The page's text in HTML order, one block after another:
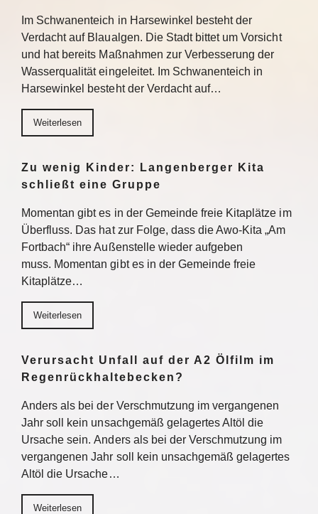
Im Schwanenteich in Harsewinkel besteht der
Verdacht auf Blaualgen. Die Stadt bittet um Vorsicht
und hat bereits Maßnahmen zur Verbesserung der
Wasserqualität eingeleitet. Im Schwanenteich in
Harsewinkel besteht der Verdacht auf…
Weiterlesen
Zu wenig Kinder: Langenberger Kita
schließt eine Gruppe
Momentan gibt es in der Gemeinde freie Kitaplätze im
Überfluss. Das hat zur Folge, dass die Awo-Kita „Am
Fortbach“ ihre Außenstelle wieder aufgeben
muss. Momentan gibt es in der Gemeinde freie
Kitaplätze…
Weiterlesen
Verursacht Unfall auf der A2 Ölfilm im
Regenrückhaltebecken?
Anders als bei der Verschmutzung im vergangenen
Jahr soll kein unsachgemäß gelagertes Altöl die
Ursache sein. Anders als bei der Verschmutzung im
vergangenen Jahr soll kein unsachgemäß gelagertes
Altöl die Ursache…
Weiterlesen